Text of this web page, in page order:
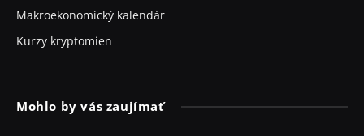
Makroekonomický kalendár
Kurzy kryptomien
Mohlo by vás zaujímať